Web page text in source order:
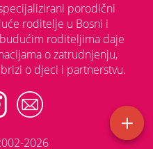
porodični
roditelje u Bosni i
roditeljima daje
o zatrudnjenju,
o djeci i partnerstvu.
2026